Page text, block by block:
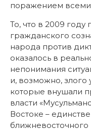
поражением
То, что в 2009
гражданского
народа против
оказалось в
непонимания
и, возможно, злого
которые внушали
власти
Востоке –